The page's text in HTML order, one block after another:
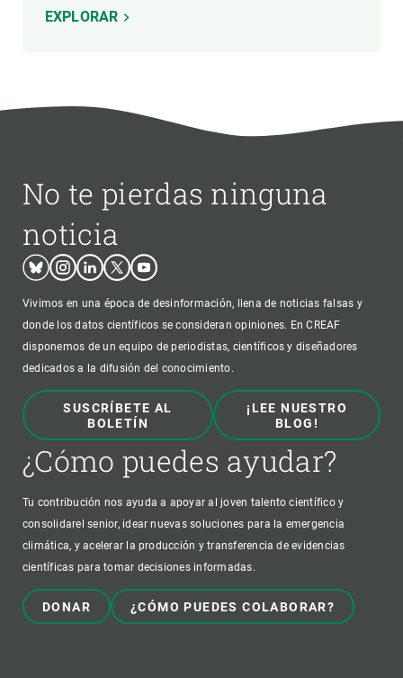
EXPLORAR
No te pierdas ninguna
noticia
BlueskyInstagram
LinkedinTwitterYoutube
Vivimos en una época de desinformación, llena de noticias falsas y
donde los datos científicos se consideran opiniones. En CREAF
disponemos de un equipo de periodistas, científicos y diseñadores
dedicados a la difusión del conocimiento.
SUSCRÍBETE AL
BOLETÍN
¡LEE NUESTRO
BLOG!
¿Cómo puedes ayudar?
Tu contribución nos ayuda a apoyar al joven talento científico y
consolidarel senior, idear nuevas soluciones para la emergencia
climática, y acelerar la producción y transferencia de evidencias
científicas para tomar decisiones informadas.
DONAR ¿CÓMO PUEDES COLABORAR?